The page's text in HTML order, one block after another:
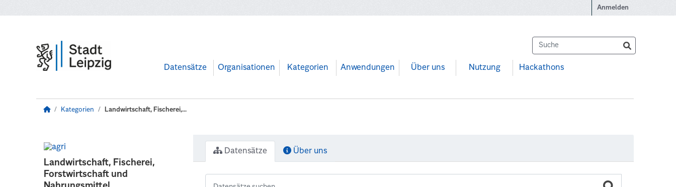
Anmelden
Datensätze Organisationen Kategorien Anwendungen Über uns Nutzung Hackathons
Kategorien Landwirtschaft, Fischerei,...
Landwirtschaft, Fischerei,
Forstwirtschaft und
Datensätze Über uns